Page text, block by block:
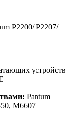
P2200/ P2207/
устройств
Pantum
M6607